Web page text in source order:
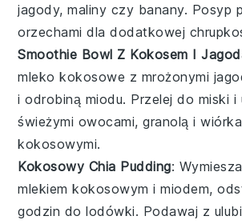
jagody, maliny czy banany. Posyp
orzechami dla dodatkowej
Smoothie Bowl Z Kokosem I
mleko kokosowe z mrożonymi
i odrobiną miodu. Przelej do miski i
świeżymi owocami, granolą i
kokosowymi.
Kokosowy Chia Pudding:
mlekiem kokosowym i miodem,
godzin do lodówki. Podawaj z